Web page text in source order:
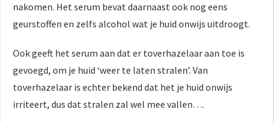
nakomen. Het serum bevat daarnaast ook nog eens
geurstoffen en zelfs alcohol wat je huid onwijs uitdroogt.
Ook geeft het serum aan dat er toverhazelaar aan toe is
gevoegd, om je huid ‘weer te laten stralen’. Van
toverhazelaar is echter bekend dat het je huid onwijs
irriteert, dus dat stralen zal wel mee vallen….